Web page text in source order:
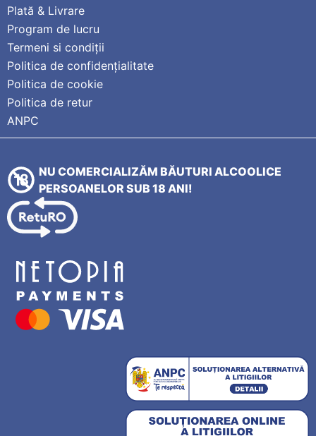
Plată & Livrare
Program de lucru
Termeni si condiții
Politica de confidențialitate
Politica de cookie
Politica de retur
ANPC
NU COMERCIALIZĂM BĂUTURI ALCOOLICE
PERSOANELOR SUB 18 ANI!